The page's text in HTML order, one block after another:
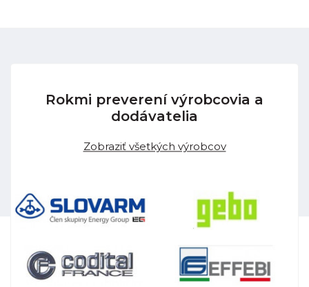
Rokmi preverení výrobcovia a
dodávatelia
Zobraziť všetkých výrobcov